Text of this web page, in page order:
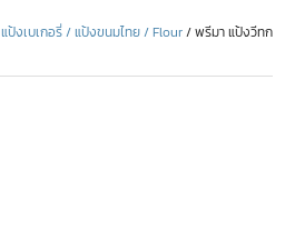
แป้งเบเกอรี่ / แป้งขนมไทย / Flour/ พรีมา แป้งวีทก